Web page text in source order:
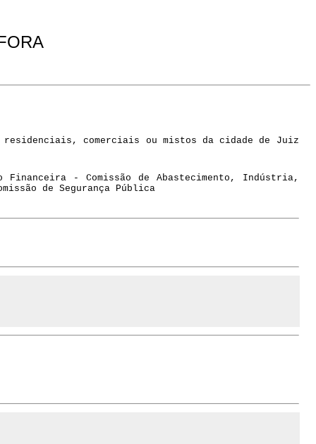
comerciais ou mistos da cidade de Juiz
Financeira - Comissão de Abastecimento, Indústria,
de Segurança Pública